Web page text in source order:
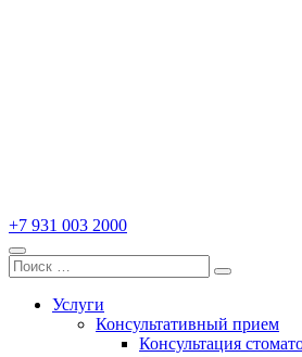
+7 931 003 2000
Search
for:
Search
Услуги
Консультативный прием
Консультация